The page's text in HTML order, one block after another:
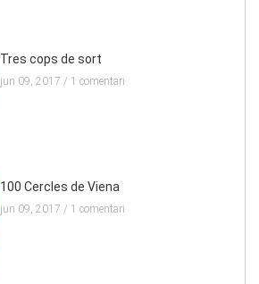
Tres cops de sort
jun 09, 2017 / 1 comentari
100 Cercles de Viena
jun 09, 2017 / 1 comentari